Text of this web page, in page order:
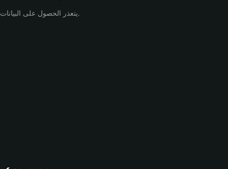
Português (Brasil)
يتعذر الحصول على البيانات.